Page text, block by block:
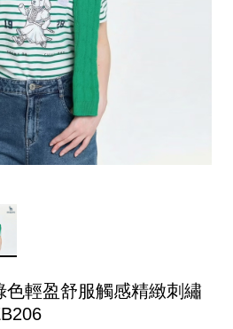
色輕盈舒服觸感精緻刺繡